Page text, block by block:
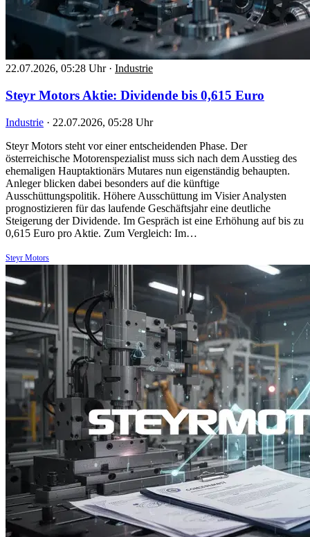
22.07.2026, 05:28 Uhr · Industrie
Steyr Motors Aktie: Dividende bis 0,615 Euro
Industrie · 22.07.2026, 05:28 Uhr
Steyr Motors steht vor einer entscheidenden Phase. Der
österreichische Motorenspezialist muss sich nach dem Ausstieg des
ehemaligen Hauptaktionärs Mutares nun eigenständig behaupten.
Anleger blicken dabei besonders auf die künftige
Ausschüttungspolitik. Höhere Ausschüttung im Visier Analysten
prognostizieren für das laufende Geschäftsjahr eine deutliche
Steigerung der Dividende. Im Gespräch ist eine Erhöhung auf bis zu
0,615 Euro pro Aktie. Zum Vergleich: Im…
Steyr Motors